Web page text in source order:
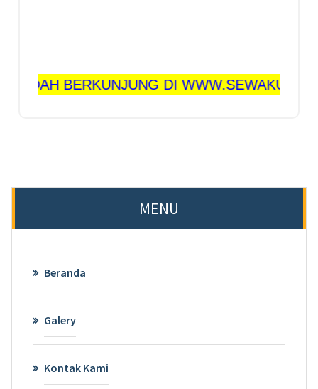
DI WWW.SEWAKURSI.TECH
MENU
Beranda
Galery
Kontak Kami